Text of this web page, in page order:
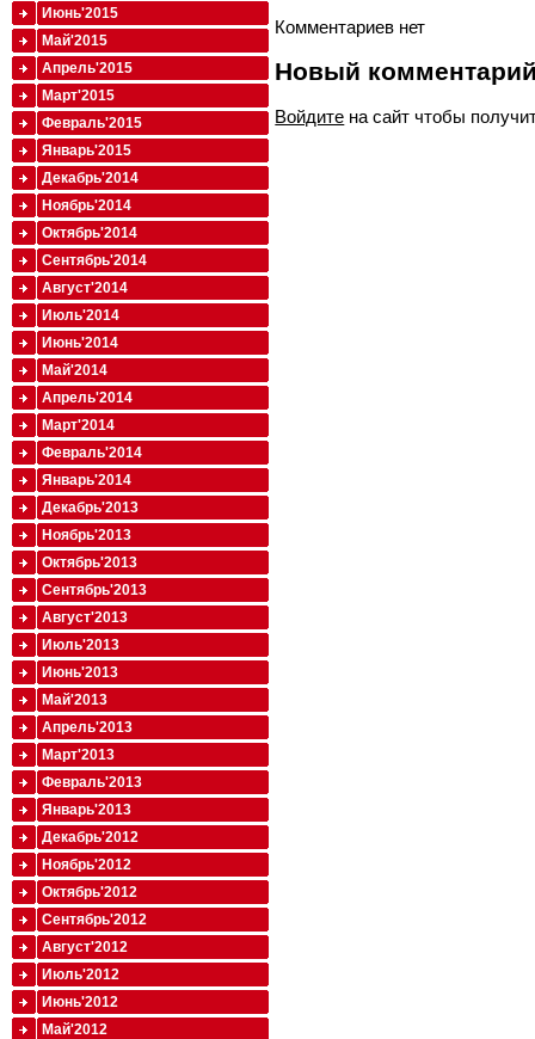
Комментариев нет
Новый
Войдите на сайт чтобы
Июнь'2015
Май'2015
Апрель'2015
Март'2015
Февраль'2015
Январь'2015
Декабрь'2014
Ноябрь'2014
Октябрь'2014
Сентябрь'2014
Август'2014
Июль'2014
Июнь'2014
Май'2014
Апрель'2014
Март'2014
Февраль'2014
Январь'2014
Декабрь'2013
Ноябрь'2013
Октябрь'2013
Сентябрь'2013
Август'2013
Июль'2013
Июнь'2013
Май'2013
Апрель'2013
Март'2013
Февраль'2013
Январь'2013
Декабрь'2012
Ноябрь'2012
Октябрь'2012
Сентябрь'2012
Август'2012
Июль'2012
Июнь'2012
Май'2012